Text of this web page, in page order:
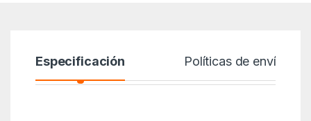
Especificación Políticas de envío